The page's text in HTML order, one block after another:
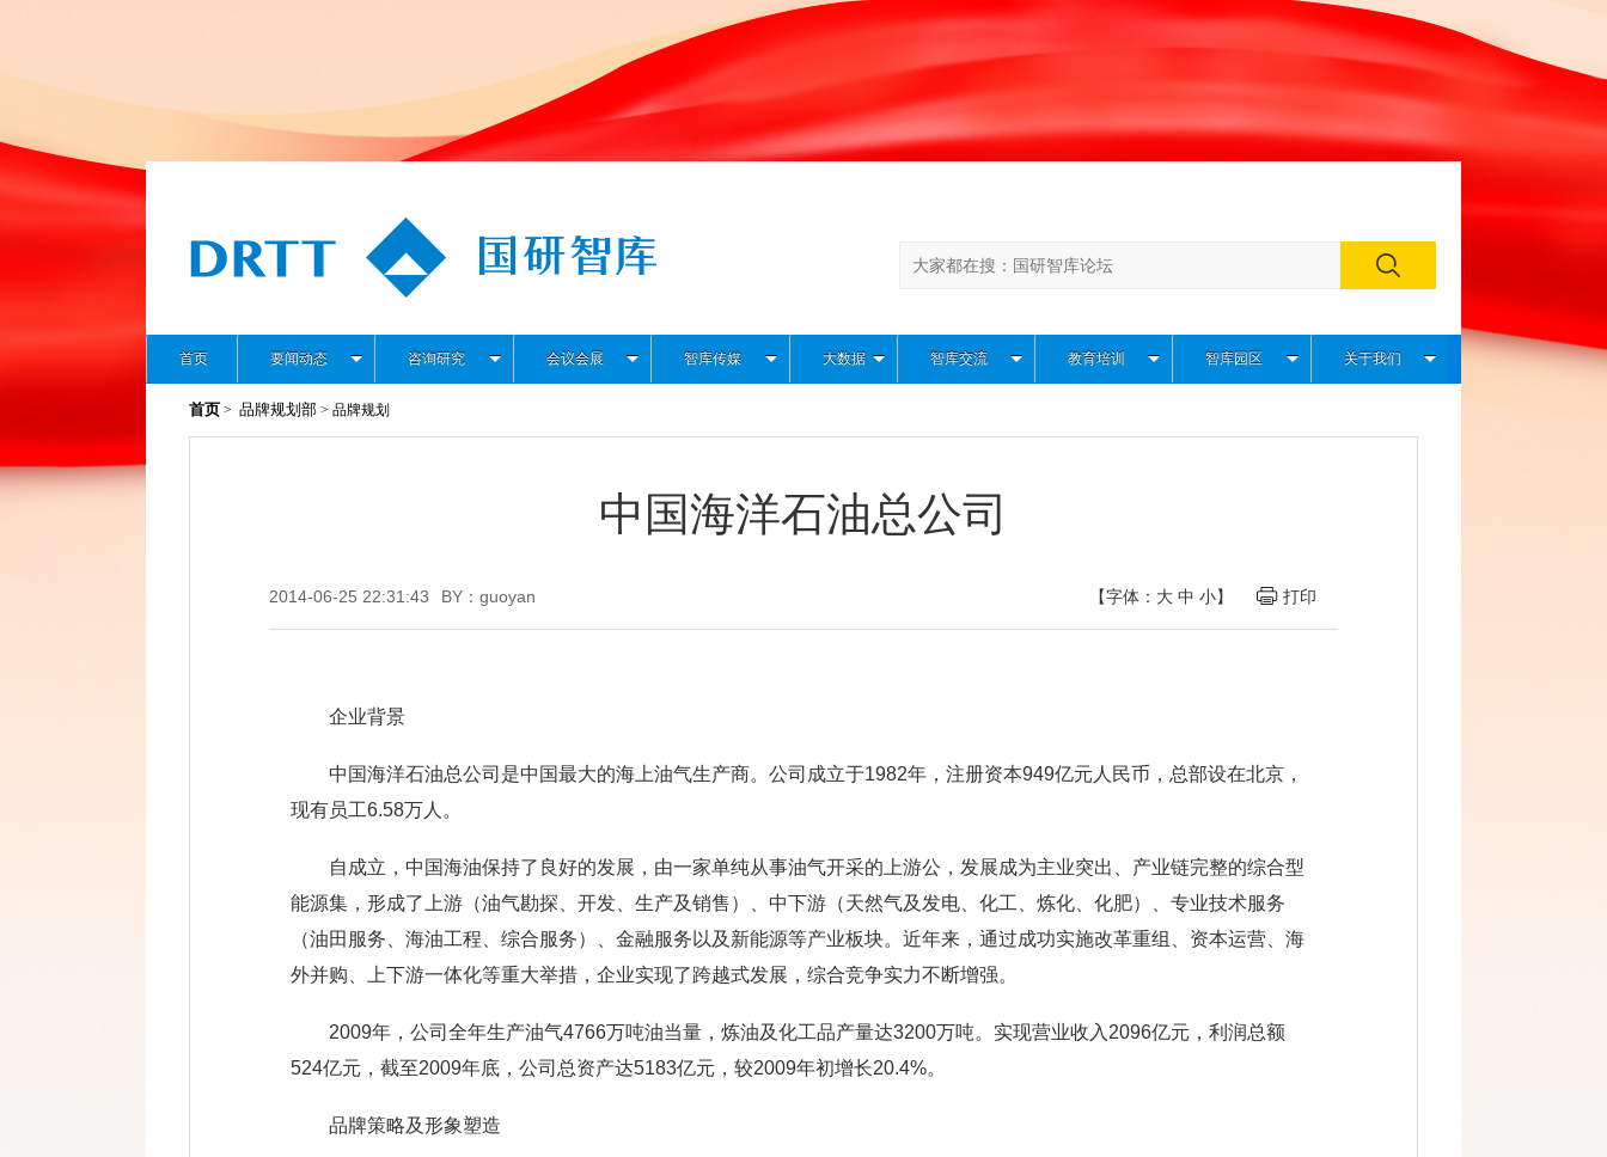
首页 要闻动态 咨询研究 会议会展 智库传媒 大数据 智库交流 教育培训 智库园区 关于我们
首页 > 品牌规划部 > 品牌规划
中国海洋石油总公司
2014-06-25 22:31:43 BY：guoyan 【字体： 大 中 小】 打印
企业背景
中国海洋石油总公司是中国最大的海上油气生产商。公司成立于1982年，注册资本949亿元人民币，总部设在北京，
现有员工6.58万人。
自成立，中国海油保持了良好的发展，由一家单纯从事油气开采的上游公，发展成为主业突出、产业链完整的综合型
能源集，形成了上游（油气勘探、开发、生产及销售）、中下游（天然气及发电、化工、炼化、化肥）、专业技术服务
（油田服务、海油工程、综合服务）、金融服务以及新能源等产业板块。近年来，通过成功实施改革重组、资本运营、海
外并购、上下游一体化等重大举措，企业实现了跨越式发展，综合竞争实力不断增强。
2009年，公司全年生产油气4766万吨油当量，炼油及化工品产量达3200万吨。实现营业收入2096亿元，利润总额
524亿元，截至2009年底，公司总资产达5183亿元，较2009年初增长20.4%。
品牌策略及形象塑造